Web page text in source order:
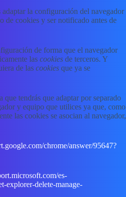
la configuración del navegador
de cookies y ser notificado antes de
de forma que el navegador
las cookies de terceros. Y
de las cookies que ya se
que tendrás que adaptar por separado
y equipo que utilices ya que, como
las cookies se asocian al navegador,
chrome/answer/95647?
es-
explorer-delete-manage-